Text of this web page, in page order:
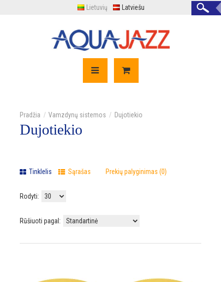
Lietuvių Latviešu
Vamzdynų sistemos Dujotiekio
Dujotiekio
Tinklelis Sąrašas Prekių palyginimas (0)
Rodyti:
Rūšiuoti pagal: